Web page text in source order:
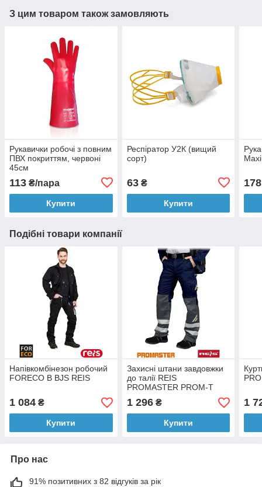
З цим товаром також замовляють
Рукавички робочі з повним
ПВХ покриттям, червоні
45см
113 ₴/пара
Купити
Респіратор У2К (вищий
сорт)
63₴
Купити
178
Подібні товари компанії
Напівкомбінезон робочий
FORECO B BJS REIS
1 084 ₴
Купити
Захисні штани завдовжки
до талії REIS
PROMASTER PROM-T
GYS
1 296₴
Купити
1
Про нас
91% позитивних з 82 відгуків за рік